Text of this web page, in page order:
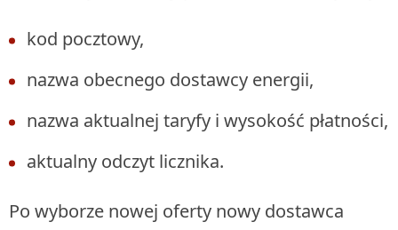
kod pocztowy,
nazwa obecnego dostawcy energii,
nazwa aktualnej taryfy i wysokość płatności,
aktualny odczyt licznika.
Po wyborze nowej oferty nowy dostawca